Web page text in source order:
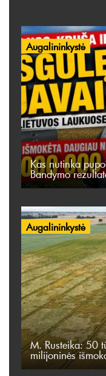
Augalininkystė
Kas nutinka
Bandymo
Augalininkystė
M. Rusteika: 50
milijoninės